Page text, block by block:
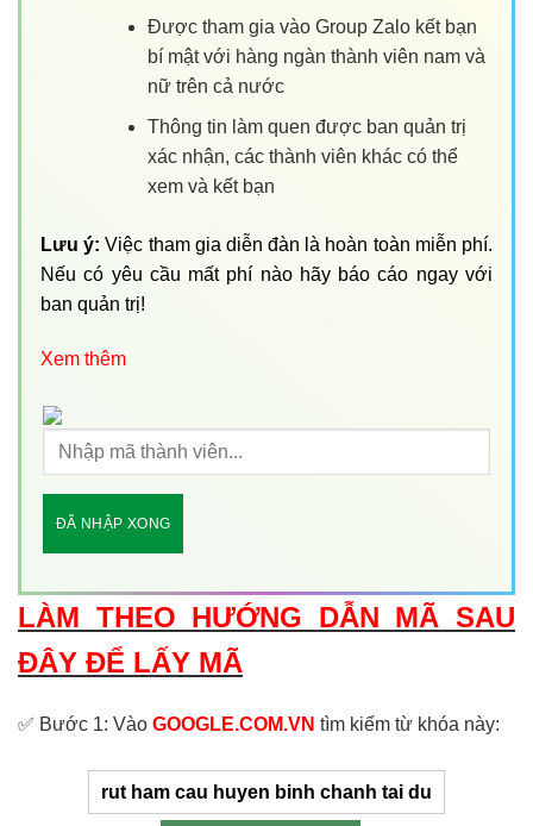
Được tham gia vào Group Zalo kết bạn
bí mật với hàng ngàn thành viên nam và
nữ trên cả nước
Thông tin làm quen được ban quản trị
xác nhận, các thành viên khác có thể
xem và kết bạn
Lưu ý: Việc tham gia diễn đàn là hoàn toàn miễn phí.
Nếu có yêu cầu mất phí nào hãy báo cáo ngay với
ban quản trị!
Xem thêm
ĐÃ NHẬP XONG
LÀM THEO HƯỚNG DẪN MÃ SAU
ĐÂY ĐỂ LẤY MÃ
✅ Bước 1: Vào GOOGLE.COM.VN tìm kiếm từ khóa này: